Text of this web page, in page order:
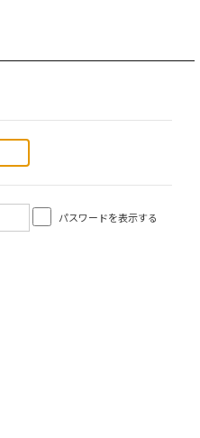
パスワードを表示する